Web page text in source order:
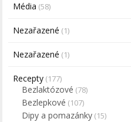
Média (58)
Nezařazené (1)
Nezařazené (1)
Recepty (177)
Bezlaktózové (78)
Bezlepkové (107)
Dipy a pomazánky (15)